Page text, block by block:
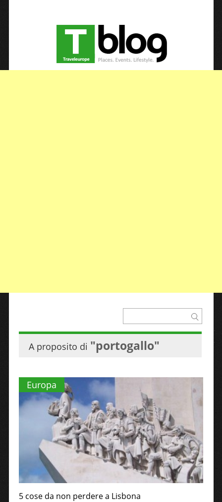
A proposito di "portogallo"
Europa
5 cose da non perdere a Lisbona